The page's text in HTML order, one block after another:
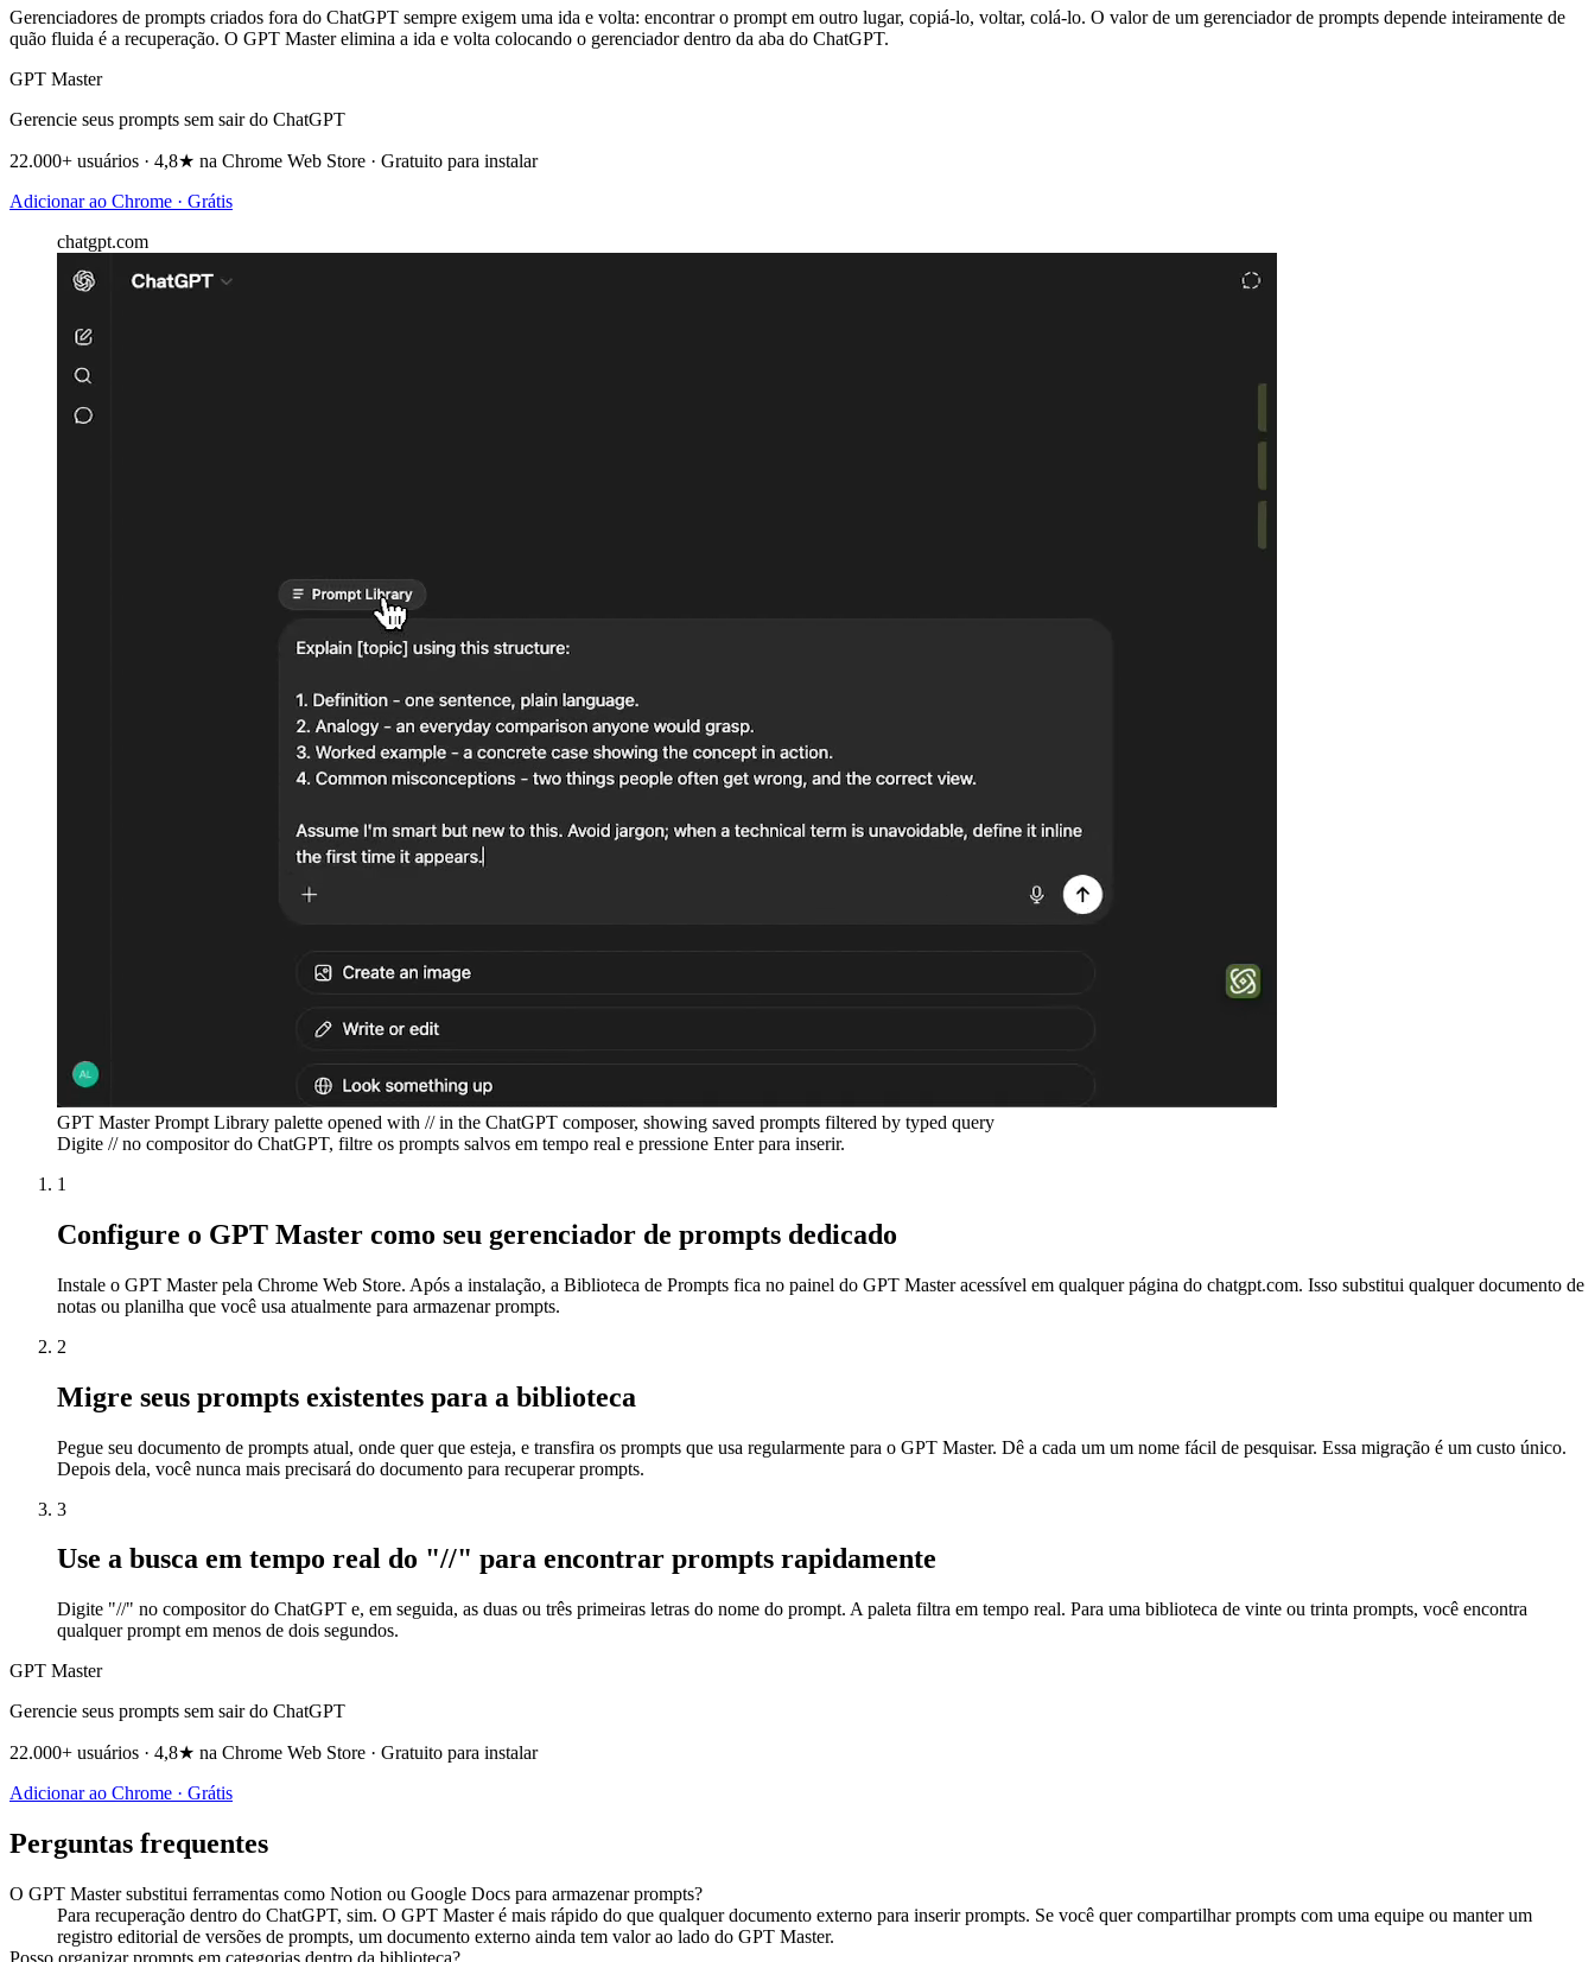
Gerenciadores de prompts criados fora do ChatGPT sempre exigem uma ida e volta: encontrar o prompt em outro lugar, copiá-lo, voltar, colá-lo. O valor de um gerenciador de prompts depende inteiramente de
quão fluida é a recuperação. O GPT Master elimina a ida e volta colocando o gerenciador dentro da aba do ChatGPT.
GPT Master
Gerencie seus prompts sem sair do ChatGPT
22.000+ usuários · 4,8★ na Chrome Web Store · Gratuito para instalar
Adicionar ao Chrome · Grátis
chatgpt.com
GPT Master Prompt Library palette opened with // in the ChatGPT composer, showing saved prompts filtered by typed query
Digite // no compositor do ChatGPT, filtre os prompts salvos em tempo real e pressione Enter para inserir.
1
Configure o GPT Master como seu gerenciador de prompts dedicado
Instale o GPT Master pela Chrome Web Store. Após a instalação, a Biblioteca de Prompts fica no painel do GPT Master acessível em qualquer página do chatgpt.com. Isso substitui qualquer documento de
notas ou planilha que você usa atualmente para armazenar prompts.
2
Migre seus prompts existentes para a biblioteca
Pegue seu documento de prompts atual, onde quer que esteja, e transfira os prompts que usa regularmente para o GPT Master. Dê a cada um um nome fácil de pesquisar. Essa migração é um custo único.
Depois dela, você nunca mais precisará do documento para recuperar prompts.
3
Use a busca em tempo real do "//" para encontrar prompts rapidamente
Digite "//" no compositor do ChatGPT e, em seguida, as duas ou três primeiras letras do nome do prompt. A paleta filtra em tempo real. Para uma biblioteca de vinte ou trinta prompts, você encontra
qualquer prompt em menos de dois segundos.
GPT Master
Gerencie seus prompts sem sair do ChatGPT
22.000+ usuários · 4,8★ na Chrome Web Store · Gratuito para instalar
Adicionar ao Chrome · Grátis
Perguntas frequentes
O GPT Master substitui ferramentas como Notion ou Google Docs para armazenar prompts?
Para recuperação dentro do ChatGPT, sim. O GPT Master é mais rápido do que qualquer documento externo para inserir prompts. Se você quer compartilhar prompts com uma equipe ou manter um
registro editorial de versões de prompts, um documento externo ainda tem valor ao lado do GPT Master.